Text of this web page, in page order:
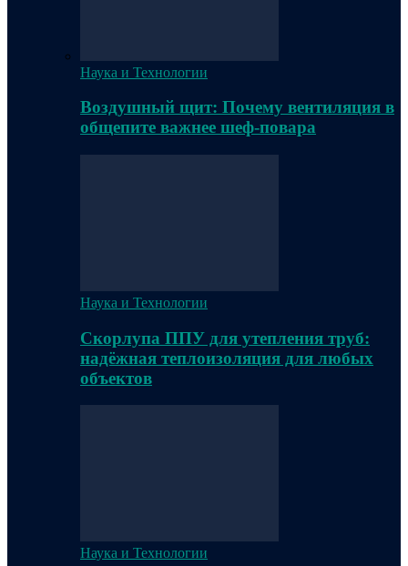
Наука и Технологии
Воздушный щит: Почему вентиляция в
общепите важнее шеф-повара
Наука и Технологии
Скорлупа ППУ для утепления труб:
надёжная теплоизоляция для любых
объектов
Наука и Технологии